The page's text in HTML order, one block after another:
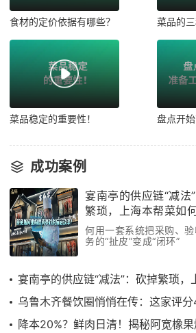
食材的定价依据有哪些？ 菜品的三
菜品稳定的重要性！
成功案例
宴南亭的供应链“减法
繁琐，上海本帮菜如
月跑通效率革命
何用一套系统把采购、
务的“扯皮”变成“闭环”
宴南亭的供应链“减法”：砍掉繁琐，上海本帮菜
乌鲁木齐餐饮圈悄悄在传：这家评分4.8的餐厅，
降本20%？鲜肉日清！揭秘阿宽橡果爆